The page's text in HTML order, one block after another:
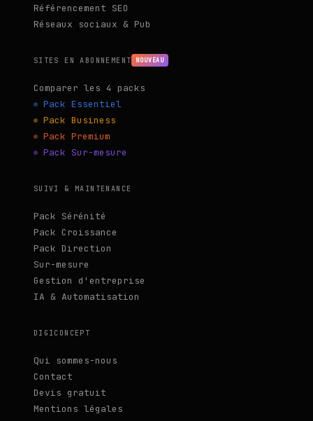
Référencement SEO
Réseaux sociaux & Pub
SITES EN ABONNEMENT NOUVEAU
Comparer les 4 packs
Pack Essentiel
Pack Business
Pack Premium
Pack Sur-mesure
SUIVI & MAINTENANCE
Pack Sérénité
Pack Croissance
Pack Direction
Sur-mesure
Gestion d'entreprise
IA & Automatisation
DIGICONCEPT
Qui sommes-nous
Contact
Devis gratuit
Mentions légales